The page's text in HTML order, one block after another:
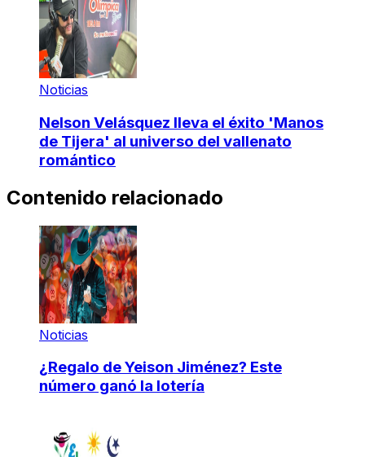
Noticias
Nelson Velásquez lleva el éxito 'Manos
de Tijera' al universo del vallenato
romántico
Contenido relacionado
Noticias
¿Regalo de Yeison Jiménez? Este
número ganó la lotería